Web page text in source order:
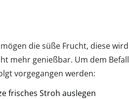
die süße Frucht, diese wird
mehr genießbar. Um dem Befall
vorgegangen werden:
frisches Stroh auslegen